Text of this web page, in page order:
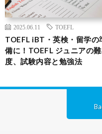
2025.06.11 TOEFL
TOEFL iBT・英検・留学の
備に！TOEFL ジュニアの
度、試験内容と勉強法